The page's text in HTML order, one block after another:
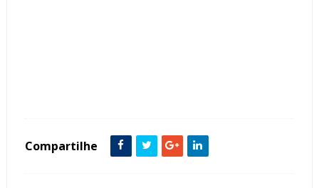
Compartilhe